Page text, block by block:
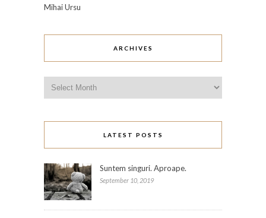
Mihai Ursu
ARCHIVES
LATEST POSTS
Suntem singuri. Aproape.
September 10, 2019